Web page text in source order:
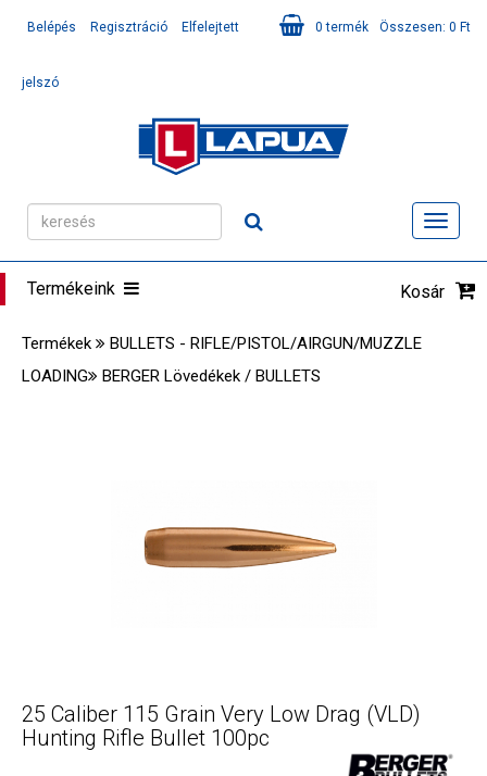
Összesen: 0 Ft
0 termék
Belépés Regisztráció Elfelejtett
jelszó
Termékeink Kosár
Termékek
BULLETS - RIFLE/PISTOL/AIRGUN/MUZZLE
LOADING
BERGER Lövedékek / BULLETS
25 Caliber 115 Grain Very Low Drag (VLD)
Hunting Rifle Bullet 100pc